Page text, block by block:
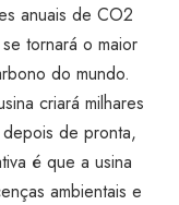
anuais de CO2
tornará o maior
do mundo.
criará milhares
de pronta,
é que a usina
ambientais e